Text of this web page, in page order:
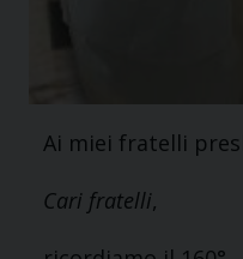
Ai miei fratelli
Cari fratelli,